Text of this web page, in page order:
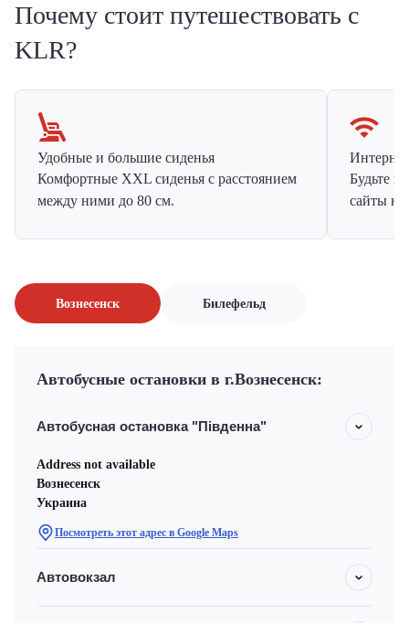
Почему стоит путешествовать с
KLR?
Удобные и большие сиденья
Комфортные XXL сиденья с расстоянием
между ними до 80 см.
Будьте
сайты на
Вознесенск Билефельд
Автобусные остановки в г.Вознесенск:
Автобусная остановка "Південна"
Address not available
Вознесенск
Украина
Посмотреть этот адрес в Google Maps
Автовокзал